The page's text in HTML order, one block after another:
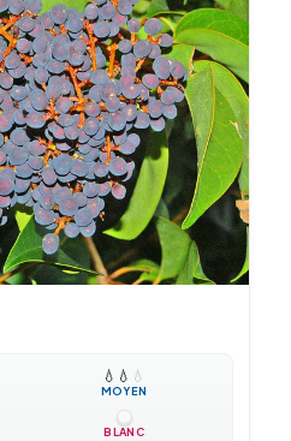
💧 💧 💧
MOYEN
BLANC